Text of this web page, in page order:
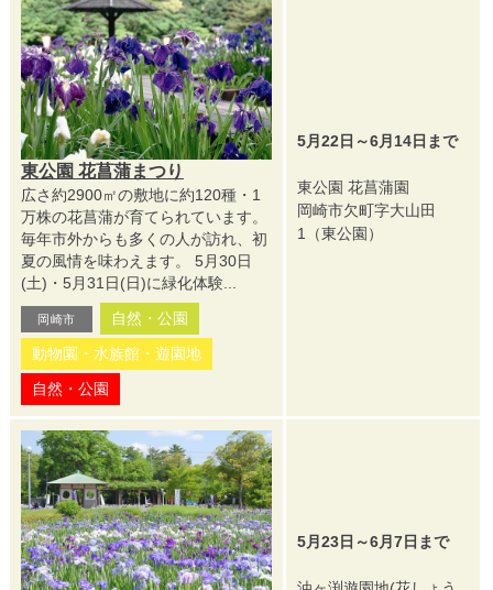
東公園 花菖蒲まつり
広さ約2900㎡の敷地に約120種・1
万株の花菖蒲が育てられています。
毎年市外からも多くの人が訪れ、初
夏の風情を味わえます。 5月30日
(土)・5月31日(日)に緑化体験...
岡崎市
自然・公園
動物園・水族館・遊園地
自然・公園
5月22日～6月14日まで
東公園 花菖蒲園
岡崎市欠町字大山田
1（東公園）
5月23日～6月7日まで